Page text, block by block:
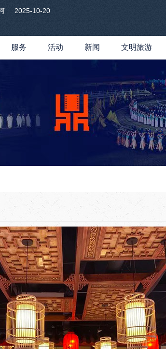
2025-10-20
服务 活动 新闻 文明旅游